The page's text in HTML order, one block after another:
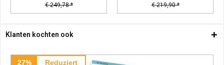
€ 249,78 * € 219,90 *
Klanten kochten ook
27% Reduziert